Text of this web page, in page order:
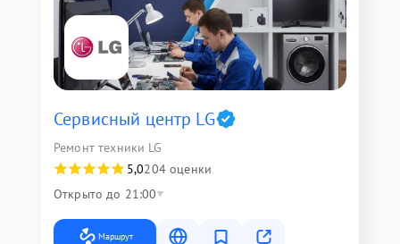
Сервисный центр LG
Ремонт техники LG
5,0204 оценки
Открыто до 21:00
Маршрут